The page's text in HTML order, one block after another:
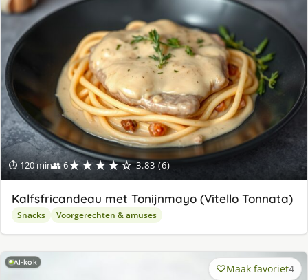
⏱ 120 min👥 6★★★★☆ 3.83 (6)
Kalfsfricandeau met Tonijnmayo (Vitello Tonnata)
Snacks Voorgerechten & amuses
AI-kok Maak favoriet4